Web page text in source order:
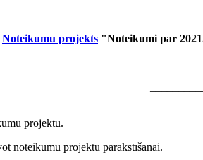
Noteikumu projekts "Noteikumi par
projektu.
noteikumu projektu parakstīšanai.